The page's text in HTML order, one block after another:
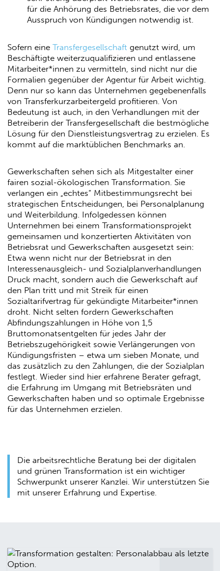
für die Anhörung des Betriebsrates, die vor dem
Ausspruch von Kündigungen notwendig ist.
Sofern eine Transfergesellschaft genutzt wird, um
Beschäftigte weiterzuqualifizieren und entlassene
Mitarbeiter*innen zu vermitteln, sind nicht nur die
Formalien gegenüber der Agentur für Arbeit wichtig.
Denn nur so kann das Unternehmen gegebenenfalls
von Transferkurzarbeitergeld profitieren. Von
Bedeutung ist auch, in den Verhandlungen mit der
Betreiberin der Transfergesellschaft die bestmögliche
Lösung für den Dienstleistungsvertrag zu erzielen. Es
kommt auf die marktüblichen Benchmarks an.
Gewerkschaften sehen sich als Mitgestalter einer
fairen sozial-ökologischen Transformation. Sie
verlangen ein „echtes“ Mitbestimmungsrecht bei
strategischen Entscheidungen, bei Personalplanung
und Weiterbildung. Infolgedessen können
Unternehmen bei einem Transformationsprojekt
gemeinsamen und konzertierten Aktivitäten von
Betriebsrat und Gewerkschaften ausgesetzt sein:
Etwa wenn nicht nur der Betriebsrat in den
Interessenausgleich- und Sozialplanverhandlungen
Druck macht, sondern auch die Gewerkschaft auf
den Plan tritt und mit Streik für einen
Sozialtarifvertrag für gekündigte Mitarbeiter*innen
droht. Nicht selten fordern Gewerkschaften
Abfindungszahlungen in Höhe von 1,5
Bruttomonatsentgelten für jedes Jahr der
Betriebszugehörigkeit sowie Verlängerungen von
Kündigungsfristen – etwa um sieben Monate, und
das zusätzlich zu den Zahlungen, die der Sozialplan
festlegt. Wieder sind hier erfahrene Berater gefragt,
die Erfahrung im Umgang mit Betriebsräten und
Gewerkschaften haben und so optimale Ergebnisse
für das Unternehmen erzielen.
Die arbeitsrechtliche Beratung bei der digitalen
und grünen Transformation ist ein wichtiger
Schwerpunkt unserer Kanzlei. Wir unterstützen Sie
mit unserer Erfahrung und Expertise.